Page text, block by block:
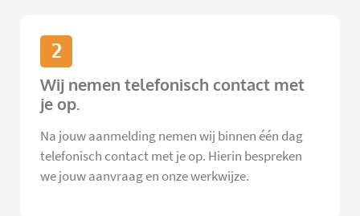
2
Wij nemen telefonisch contact met
je op.
Na jouw aanmelding nemen wij binnen één dag
telefonisch contact met je op. Hierin bespreken
we jouw aanvraag en onze werkwijze.